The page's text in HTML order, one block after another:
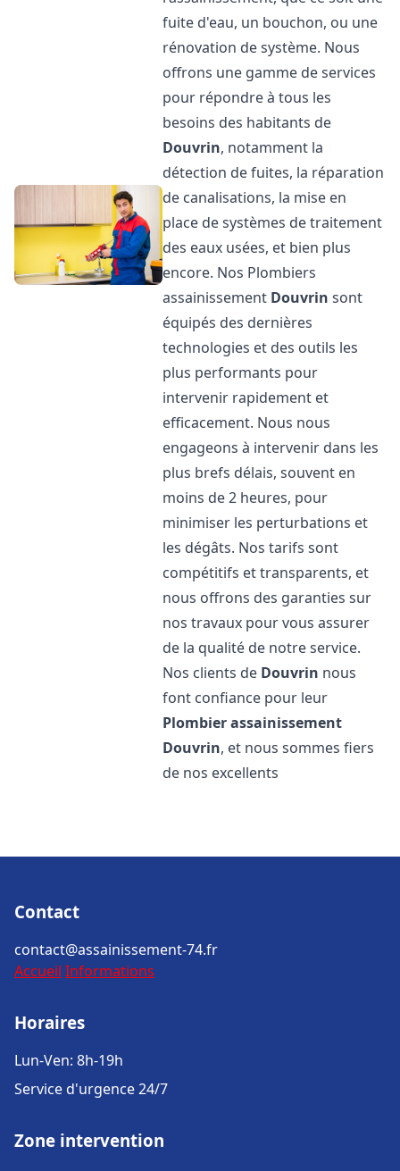
fuite d'eau, un bouchon, ou une
rénovation de système. Nous
offrons une gamme de services
pour répondre à tous les
besoins des habitants de
Douvrin, notamment la
détection de fuites, la réparation
de canalisations, la mise en
place de systèmes de traitement
des eaux usées, et bien plus
encore. Nos Plombiers
assainissement Douvrin sont
équipés des dernières
technologies et des outils les
plus performants pour
intervenir rapidement et
efficacement. Nous nous
engageons à intervenir dans les
plus brefs délais, souvent en
moins de 2 heures, pour
minimiser les perturbations et
les dégâts. Nos tarifs sont
compétitifs et transparents, et
nous offrons des garanties sur
nos travaux pour vous assurer
de la qualité de notre service.
Nos clients de Douvrin nous
font confiance pour leur
Plombier assainissement
Douvrin, et nous sommes fiers
de nos excellents
Contact
contact@assainissement-74.fr
Accueil Informations
Horaires
Lun-Ven: 8h-19h
Service d'urgence 24/7
Zone intervention